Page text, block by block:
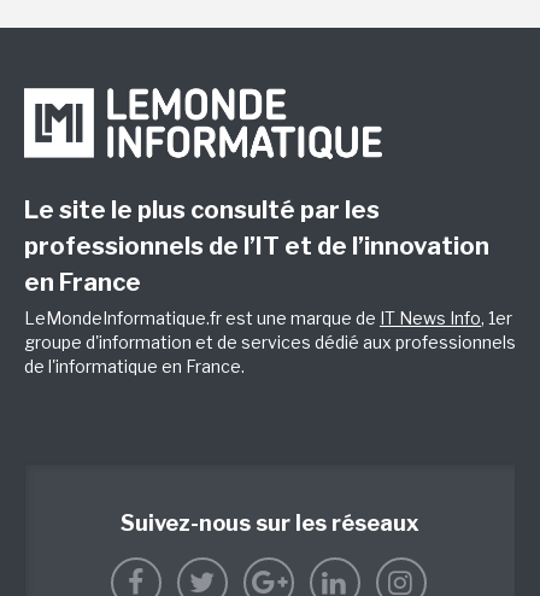
Le site le plus consulté par les
professionnels de l’IT et de l’innovation
en France
LeMondeInformatique.fr est une marque de IT News Info, 1er
groupe d'information et de services dédié aux professionnels
de l'informatique en France.
Suivez-nous sur les réseaux